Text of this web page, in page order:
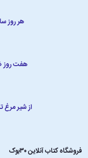
هر روز
هفت روز
از شیر مرغ
فروشگاه کتاب آنلاین ۳۰بوک